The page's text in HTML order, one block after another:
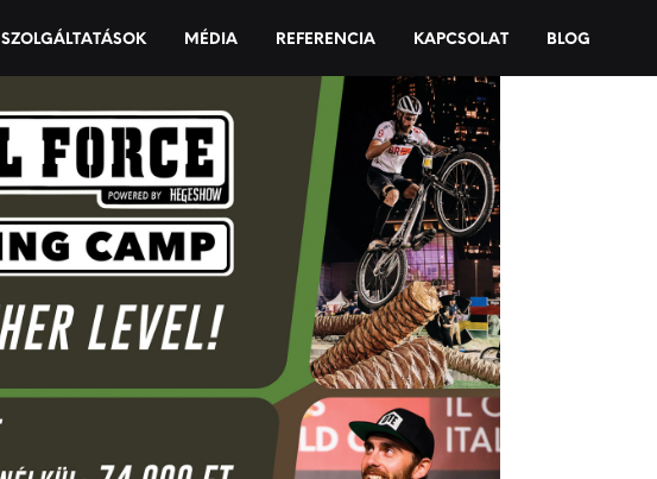
SZOLGÁLTATÁSOK MÉDIA REFERENCIA KAPCSOLAT BLOG